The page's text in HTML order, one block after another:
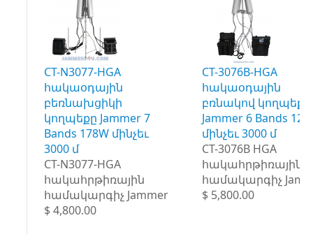
CT-N3077-HGA
հակաօդային
բեռնախցիկի
կողպեքը Jammer 7
Bands 178W մինչեւ
3000 մ
CT-N3077-HGA
հակահրթիռային
համակարգիչ Jammer
$ 4,800.00
CT-3076B-HGA
հակաօդային
բռնակով կողպեքը
Jammer 6 Bands
մինչեւ 3000 մ
CT-3076B HGA
հակահրթիռային
համակարգիչ
$ 5,800.00